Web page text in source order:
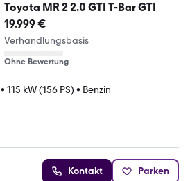
Toyota MR 2 2.0 GTI T-Bar GTI
19.999 €
Verhandlungsbasis
Ohne Bewertung
• 115 kW (156 PS) • Benzin
Kontakt Parken